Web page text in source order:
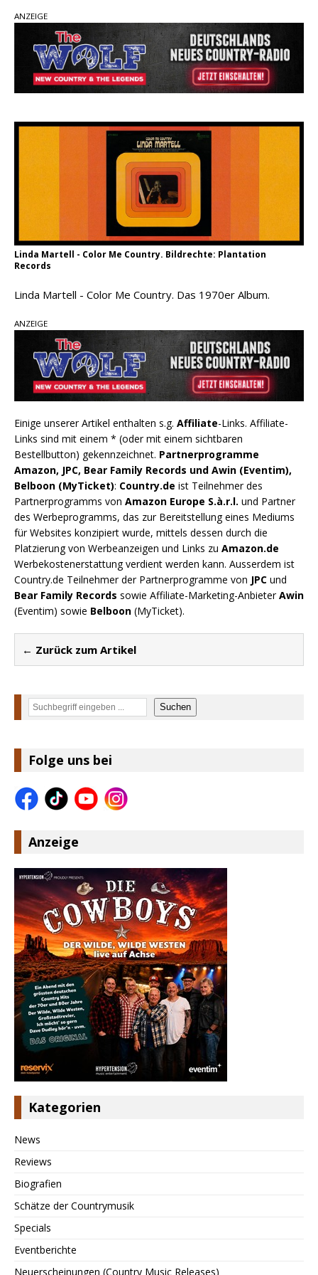
Danke für Euer Vertrauen: Country.de erreicht
täglich rund 10.000 Leser
Kacey Musgraves entführt Fans mit neuem
Carly Pearce hinterfragt den ständigen
Vergleich mit anderen
ANZEIGE
Linda Martell - Color Me Country. Bildrechte: Plantation
Records
Linda Martell - Color Me Country. Das 1970er Album.
ANZEIGE
Einige unserer Artikel enthalten s.g. Affiliate-Links. Affiliate-
Links sind mit einem * (oder mit einem sichtbaren
Bestellbutton) gekennzeichnet. Partnerprogramme
Amazon, JPC, Bear Family Records und Awin (Eventim),
Belboon (MyTicket): Country.de ist Teilnehmer des
Partnerprogramms von Amazon Europe S.à.r.l. und Partner
des Werbeprogramms, das zur Bereitstellung eines Mediums
für Websites konzipiert wurde, mittels dessen durch die
Platzierung von Werbeanzeigen und Links zu Amazon.de
Werbekostenerstattung verdient werden kann. Ausserdem ist
Country.de Teilnehmer der Partnerprogramme von JPC und
Bear Family Records sowie Affiliate-Marketing-AnbieterAwin
(Eventim) sowie Belboon (MyTicket).
← Zurück zum Artikel
Suchen Suchen
Folge uns bei
Anzeige
Kategorien
News
Reviews
Biografien
Schätze der Countrymusik
Specials
Eventberichte
Neuerscheinungen (Country Music Releases)